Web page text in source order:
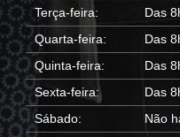
Terça-feira:
Das
Quarta-feira:
Das
Quinta-feira:
Das
Sexta-feira:
Das
Sábado:
Não